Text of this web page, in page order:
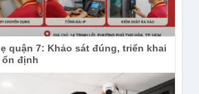
quận 7: Khảo sát đúng, triển khai
ổn định